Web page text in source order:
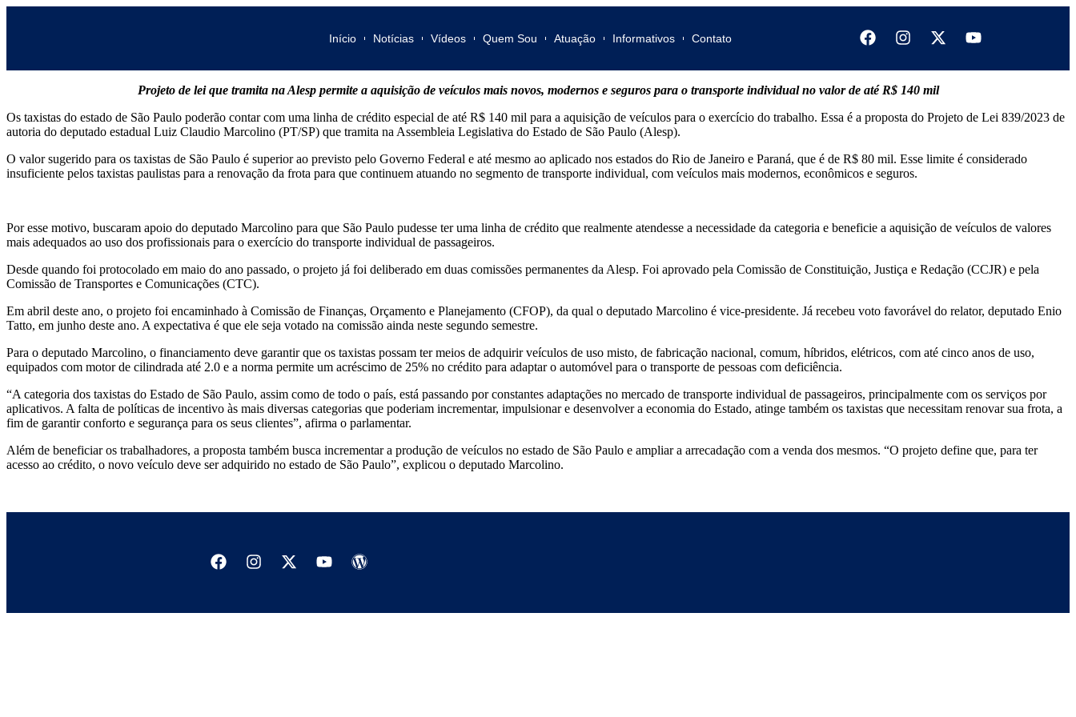
Início Notícias Vídeos Quem Sou Atuação Informativos Contato
Projeto de lei que tramita na Alesp permite a aquisição de veículos mais novos, modernos e seguros para o transporte individual no valor de até R$ 140 mil
Os taxistas do estado de São Paulo poderão contar com uma linha de crédito especial de até R$ 140 mil para a aquisição de veículos para o exercício do trabalho. Essa é a proposta do Projeto de Lei 839/2023 de
autoria do deputado estadual Luiz Claudio Marcolino (PT/SP) que tramita na Assembleia Legislativa do Estado de São Paulo (Alesp).
O valor sugerido para os taxistas de São Paulo é superior ao previsto pelo Governo Federal e até mesmo ao aplicado nos estados do Rio de Janeiro e Paraná, que é de R$ 80 mil. Esse limite é considerado
insuficiente pelos taxistas paulistas para a renovação da frota para que continuem atuando no segmento de transporte individual, com veículos mais modernos, econômicos e seguros.
Por esse motivo, buscaram apoio do deputado Marcolino para que São Paulo pudesse ter uma linha de crédito que realmente atendesse a necessidade da categoria e beneficie a aquisição de veículos de valores
mais adequados ao uso dos profissionais para o exercício do transporte individual de passageiros.
Desde quando foi protocolado em maio do ano passado, o projeto já foi deliberado em duas comissões permanentes da Alesp. Foi aprovado pela Comissão de Constituição, Justiça e Redação (CCJR) e pela
Comissão de Transportes e Comunicações (CTC).
Em abril deste ano, o projeto foi encaminhado à Comissão de Finanças, Orçamento e Planejamento (CFOP), da qual o deputado Marcolino é vice-presidente. Já recebeu voto favorável do relator, deputado Enio
Tatto, em junho deste ano. A expectativa é que ele seja votado na comissão ainda neste segundo semestre.
Para o deputado Marcolino, o financiamento deve garantir que os taxistas possam ter meios de adquirir veículos de uso misto, de fabricação nacional, comum, híbridos, elétricos, com até cinco anos de uso,
equipados com motor de cilindrada até 2.0 e a norma permite um acréscimo de 25% no crédito para adaptar o automóvel para o transporte de pessoas com deficiência.
“A categoria dos taxistas do Estado de São Paulo, assim como de todo o país, está passando por constantes adaptações no mercado de transporte individual de passageiros, principalmente com os serviços por
aplicativos. A falta de políticas de incentivo às mais diversas categorias que poderiam incrementar, impulsionar e desenvolver a economia do Estado, atinge também os taxistas que necessitam renovar sua frota, a
fim de garantir conforto e segurança para os seus clientes”, afirma o parlamentar.
Além de beneficiar os trabalhadores, a proposta também busca incrementar a produção de veículos no estado de São Paulo e ampliar a arrecadação com a venda dos mesmos. “O projeto define que, para ter
acesso ao crédito, o novo veículo deve ser adquirido no estado de São Paulo”, explicou o deputado Marcolino.